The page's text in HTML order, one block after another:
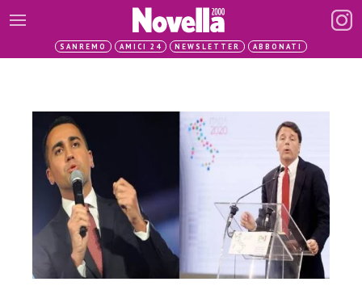
SANREMO AMICI 24 NEWSLETTER ABBONATI